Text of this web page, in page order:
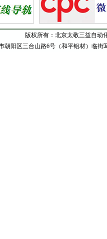
版权所有：北京太敬三益自
朝阳区三台山路6号（和平铝材）临街